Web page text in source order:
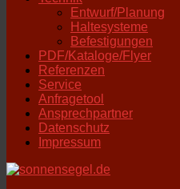
Entwurf/Planung
Haltesysteme
Befestigungen
PDF/Kataloge/Flyer
Referenzen
Service
Anfragetool
Ansprechpartner
Datenschutz
Impressum